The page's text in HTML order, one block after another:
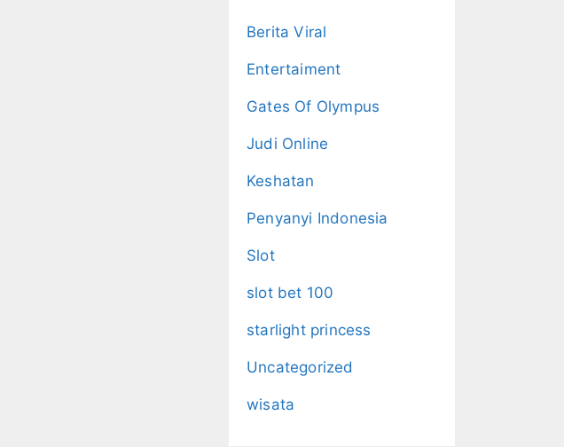
Berita Viral
Entertaiment
Gates Of Olympus
Judi Online
Keshatan
Penyanyi Indonesia
Slot
slot bet 100
starlight princess
Uncategorized
wisata